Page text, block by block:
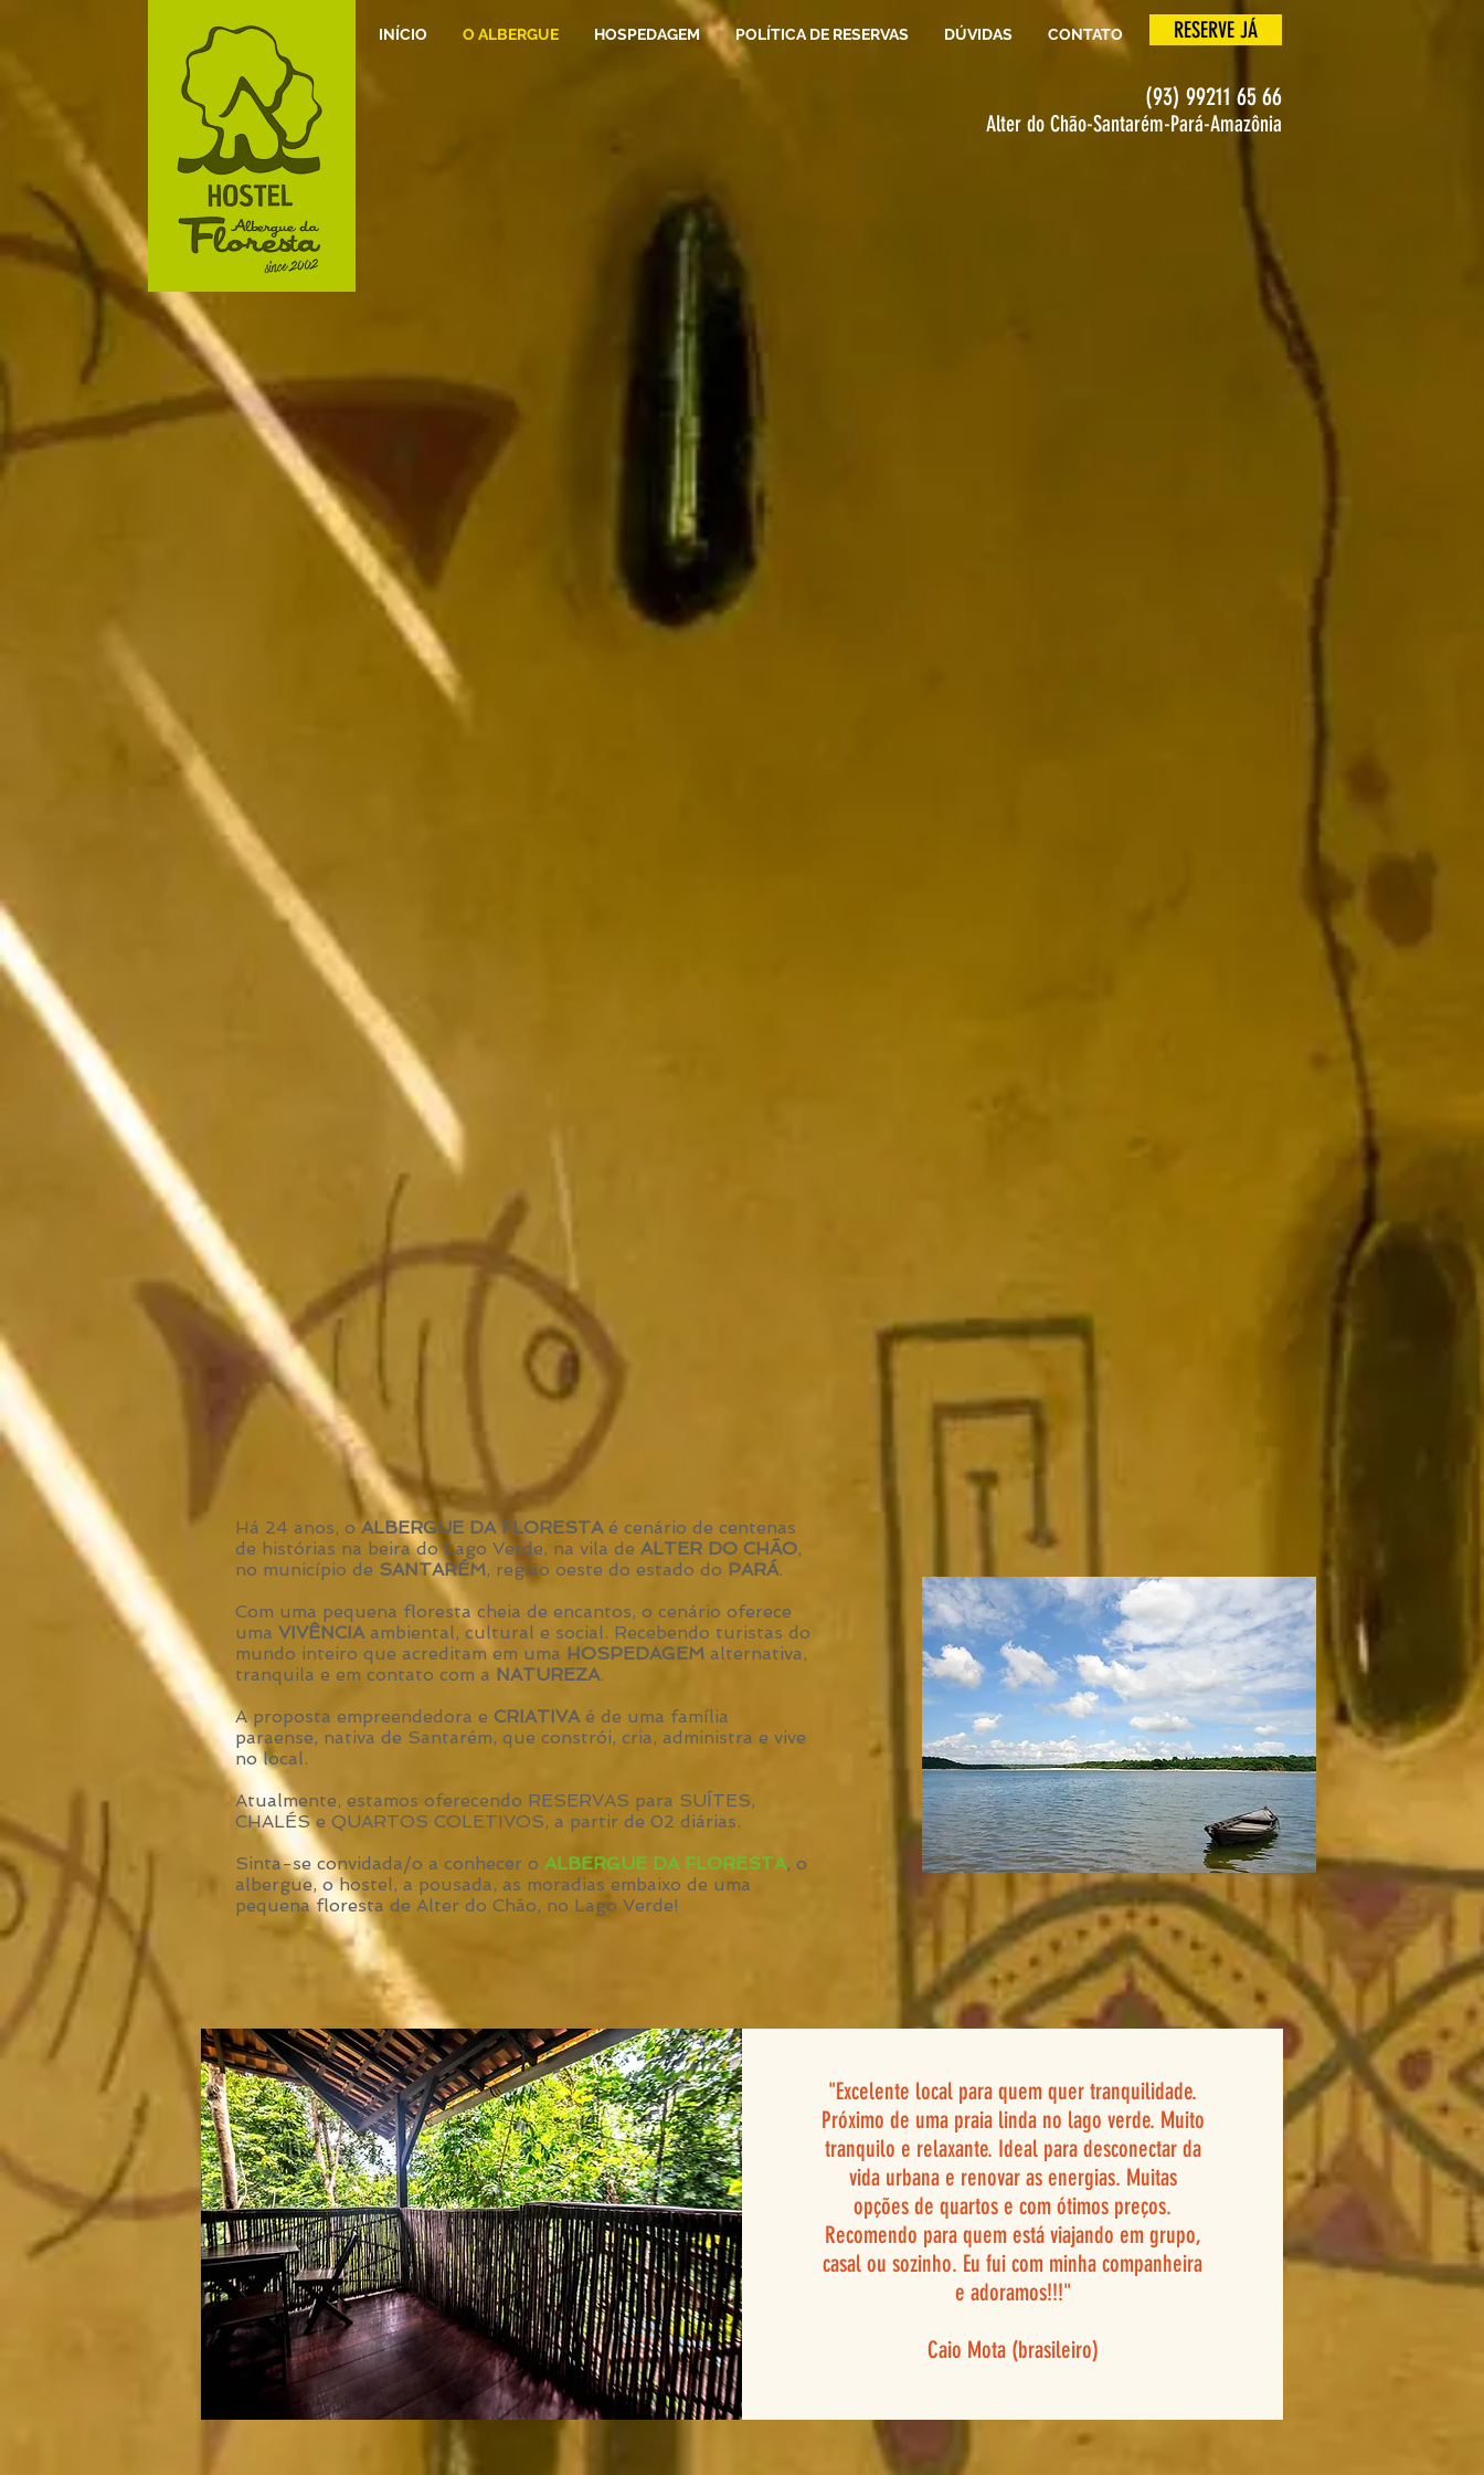
INÍCIO O ALBERGUE HOSPEDAGEM POLÍTICA DE RESERVAS DÚVIDAS CONTATO RESERVE JÁ
(93) 99211 65 66
Alter do Chão-Santarém-Pará-Amazônia
Há 24 anos, o ALBERGUE DA FLORESTAé cenário de centenas
de histórias na beira do Lago Verde, na vila de ALTER DO CHÃO,
no município de SANTARÉM, região oeste do estado do PARÁ.
Com uma pequena floresta cheia de encantos, o cenário oferece
uma VIVÊNCIA ambiental, cultural e social. Recebendo turistas do
mundo inteiro que acreditam em uma HOSPEDAGEM alternativa,
tranquila e em contato com a NATUREZA.
A proposta empreendedora e CRIATIVA é de uma família
paraense, nativa de Santarém, que constrói, cria, administra e vive
no local.
Atualmente, estamos oferecendo RESERVAS para SUÍTES,
CHALÉS e QUARTOS COLETIVOS, a partir de 02 diárias.
Sinta-se convidada/o a conhecer o ALBERGUE DA FLORESTA, o
albergue, o hostel, a pousada, as moradias embaixo de uma
pequena floresta de Alter do Chão, no Lago Verde!
"Excelente local para quem quer tranquilidade.
Próximo de uma praia linda no lago verde. Muito
tranquilo e relaxante. Ideal para desconectar da
vida urbana e renovar as energias. Muitas
opções de quartos e com ótimos preços.
Recomendo para quem está viajando em grupo,
casal ou sozinho. Eu fui com minha companheira
e adoramos!!!"
Caio Mota (brasileiro)